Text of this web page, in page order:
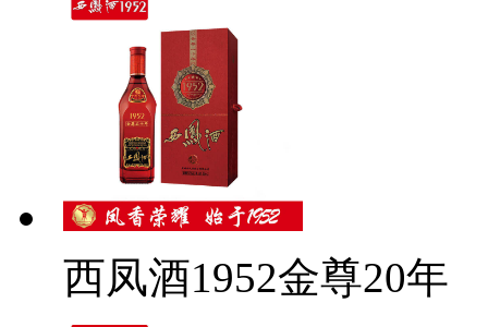
西凤酒1952金尊20年